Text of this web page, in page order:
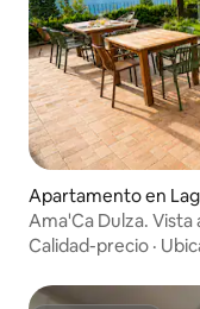
Apartamento en
Ama'Ca Dulza. Vista
Calidad-precio ·